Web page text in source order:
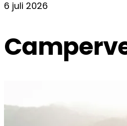
6 juli 2026